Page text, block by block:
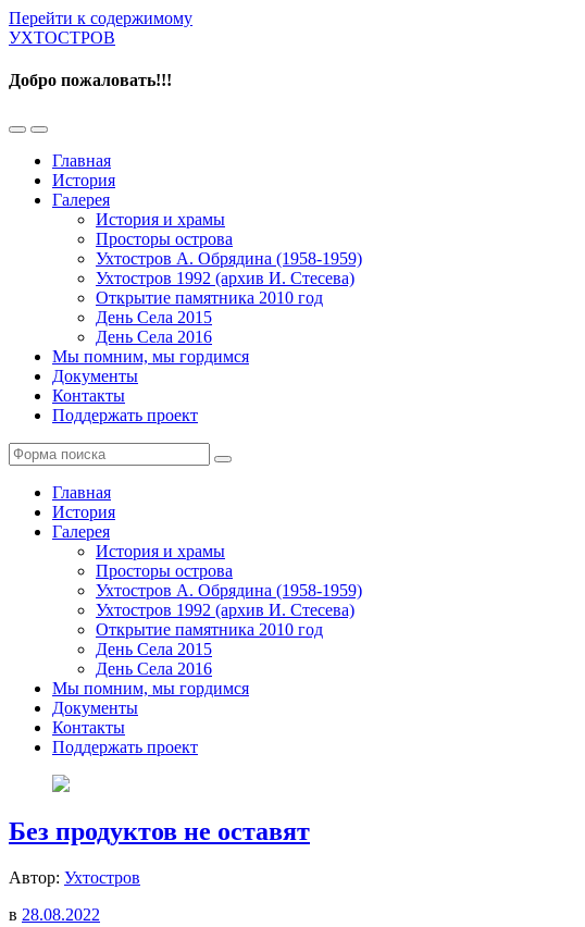
Перейти к содержимому
УХТОСТРОВ
Добро пожаловать!!!
Переключить
мобильное
меню
Переключить
поле
поиска
Главная
История
Галерея
История и храмы
Просторы острова
Ухтостров А. Обрядина (1958-1959)
Ухтостров 1992 (архив И. Стесева)
Открытие памятника 2010 год
День Села 2015
День Села 2016
Мы помним, мы гордимся
Документы
Контакты
Поддержать проект
Поиск
Главная
История
Галерея
История и храмы
Просторы острова
Ухтостров А. Обрядина (1958-1959)
Ухтостров 1992 (архив И. Стесева)
Открытие памятника 2010 год
День Села 2015
День Села 2016
Мы помним, мы гордимся
Документы
Контакты
Поддержать проект
Без продуктов не оставят
Автор: Ухтостров
в 28.08.2022